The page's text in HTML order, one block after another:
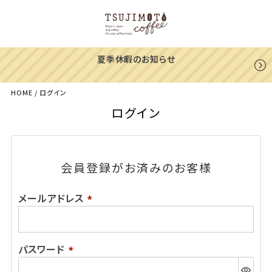
夏季休暇のお知らせ
HOME ログイン
ログイン
会員登録がお済みのお客様
メールアドレス
須)
パスワード